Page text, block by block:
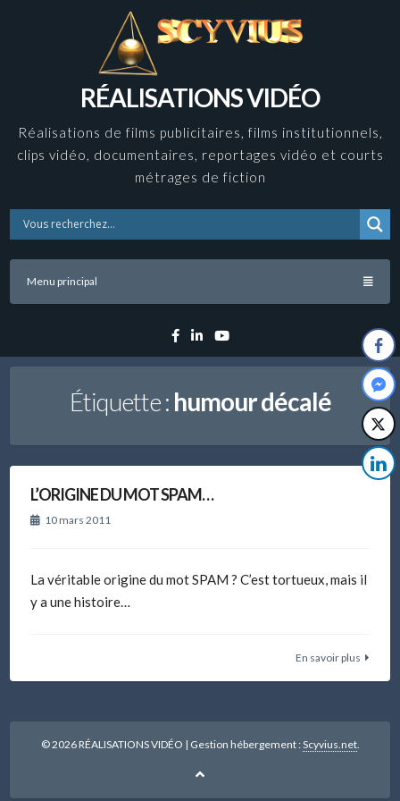
RÉALISATIONS VIDÉO
Réalisations de films publicitaires, films institutionnels,
clips vidéo, documentaires, reportages vidéo et courts
métrages de fiction
Menu principal
Facebook
LinkedinYouTube
Étiquette : humour décalé
L’ORIGINE DU MOT SPAM…
10 mars 2011
La véritable origine du mot SPAM ? C’est tortueux, mais il
y a une histoire…
En savoir plus
© 2026 RÉALISATIONS VIDÉO | Gestion hébergement :Scyvius.net.